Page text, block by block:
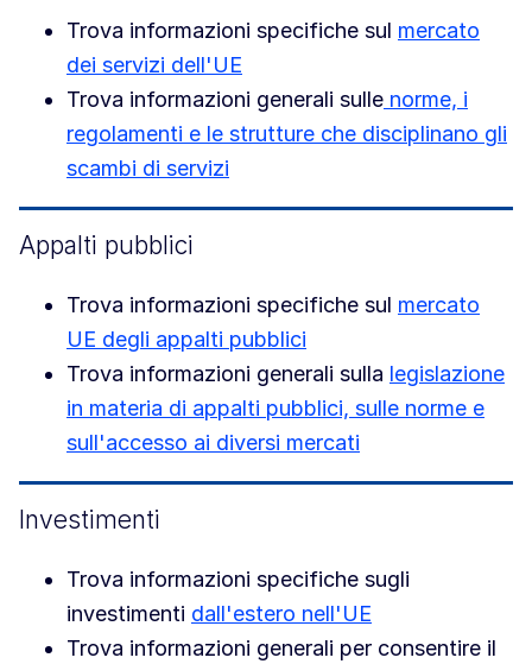
Trova informazioni specifiche sul mercato
dei servizi dell'UE
Trova informazioni generali sulle norme, i
regolamenti e le strutture che disciplinano gli
scambi di servizi
Appalti pubblici
Trova informazioni specifiche sul mercato
UE degli appalti pubblici
Trova informazioni generali sulla legislazione
in materia di appalti pubblici, sulle norme e
sull'accesso ai diversi mercati
Investimenti
Trova informazioni specifiche sugli
investimenti dall'estero nell'UE
Trova informazioni generali per consentire il